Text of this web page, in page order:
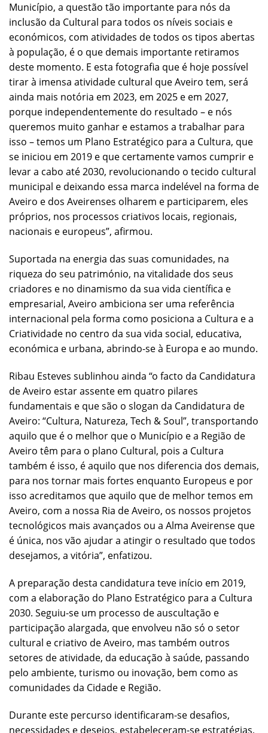
Município, a questão tão importante para nós da
inclusão da Cultural para todos os níveis sociais e
económicos, com atividades de todos os tipos abertas
à população, é o que demais importante retiramos
deste momento. E esta fotografia que é hoje possível
tirar à imensa atividade cultural que Aveiro tem, será
ainda mais notória em 2023, em 2025 e em 2027,
porque independentemente do resultado – e nós
queremos muito ganhar e estamos a trabalhar para
isso – temos um Plano Estratégico para a Cultura, que
se iniciou em 2019 e que certamente vamos cumprir e
levar a cabo até 2030, revolucionando o tecido cultural
municipal e deixando essa marca indelével na forma de
Aveiro e dos Aveirenses olharem e participarem, eles
próprios, nos processos criativos locais, regionais,
nacionais e europeus”, afirmou.
Suportada na energia das suas comunidades, na
riqueza do seu património, na vitalidade dos seus
criadores e no dinamismo da sua vida científica e
empresarial, Aveiro ambiciona ser uma referência
internacional pela forma como posiciona a Cultura e a
Criatividade no centro da sua vida social, educativa,
económica e urbana, abrindo-se à Europa e ao mundo.
Ribau Esteves sublinhou ainda “o facto da Candidatura
de Aveiro estar assente em quatro pilares
fundamentais e que são o slogan da Candidatura de
Aveiro: “Cultura, Natureza, Tech & Soul”, transportando
aquilo que é o melhor que o Município e a Região de
Aveiro têm para o plano Cultural, pois a Cultura
também é isso, é aquilo que nos diferencia dos demais,
para nos tornar mais fortes enquanto Europeus e por
isso acreditamos que aquilo que de melhor temos em
Aveiro, com a nossa Ria de Aveiro, os nossos projetos
tecnológicos mais avançados ou a Alma Aveirense que
é única, nos vão ajudar a atingir o resultado que todos
desejamos, a vitória”, enfatizou.
A preparação desta candidatura teve início em 2019,
com a elaboração do Plano Estratégico para a Cultura
2030. Seguiu-se um processo de auscultação e
participação alargada, que envolveu não só o setor
cultural e criativo de Aveiro, mas também outros
setores de atividade, da educação à saúde, passando
pelo ambiente, turismo ou inovação, bem como as
comunidades da Cidade e Região.
Durante este percurso identificaram-se desafios,
necessidades e desejos, estabeleceram-se estratégias,